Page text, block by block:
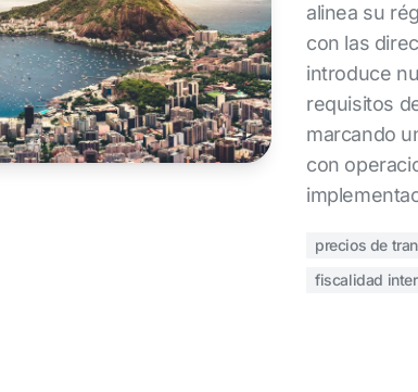
alinea su
con las
introduce
requisitos
marcando
con
precios de
fiscalidad